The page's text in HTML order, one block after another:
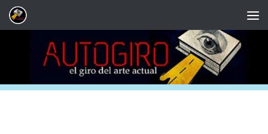
Saltar al contenido